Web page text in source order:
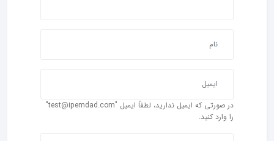
در صورتی که ایمیل ندارید، لطفاً ایمیل "test@ipemdad.com"
را وارد کنید.